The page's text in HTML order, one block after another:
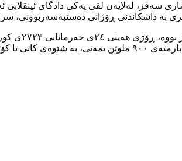
سەقز، لەلایەن لقی یەکی دادگای ئینقلابی
جێی ئاماژەیه،
سەقز، لەلایەن هێزە ئەمنییەکانی ڕژێمی ئێرانەوە دەستبەسەر کراوە، پاشان دوای ٣٢ ڕۆژ، له